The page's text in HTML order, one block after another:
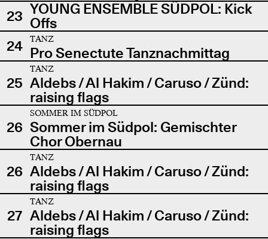
23 YOUNG ENSEMBLE SÜDPOL: Kick
Offs
24
TANZ
Pro Senectute Tanznachmittag
25
TANZ
Aldebs / Al Hakim / Caruso / Zünd:
raising flags
26
SOMMER IM SÜDPOL
Sommer im Südpol: Gemischter
Chor Obernau
26
TANZ
Aldebs / Al Hakim / Caruso / Zünd:
raising flags
27
TANZ
Aldebs / Al Hakim / Caruso / Zünd:
raising flags